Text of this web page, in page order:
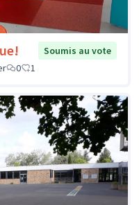
Soumis au vote
0 1